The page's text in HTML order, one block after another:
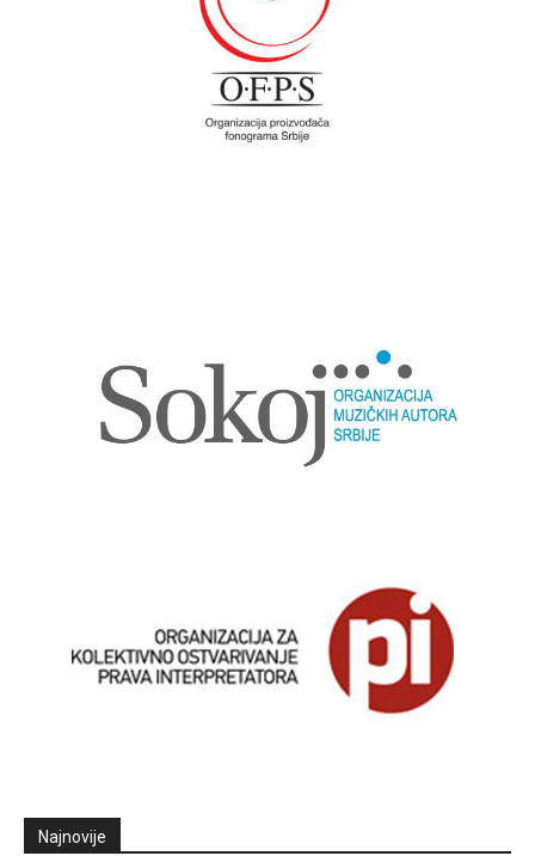
Najnovije